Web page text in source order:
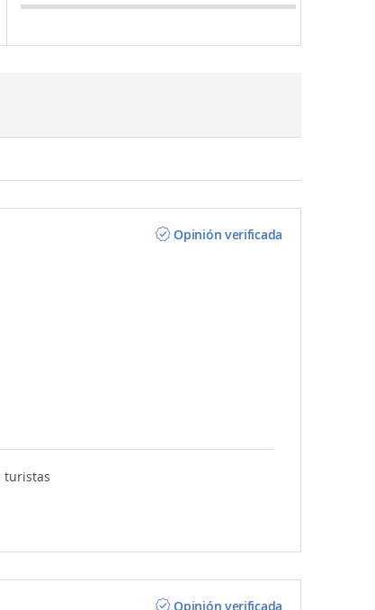
Opinión verificada
turistas
Opinión verificada